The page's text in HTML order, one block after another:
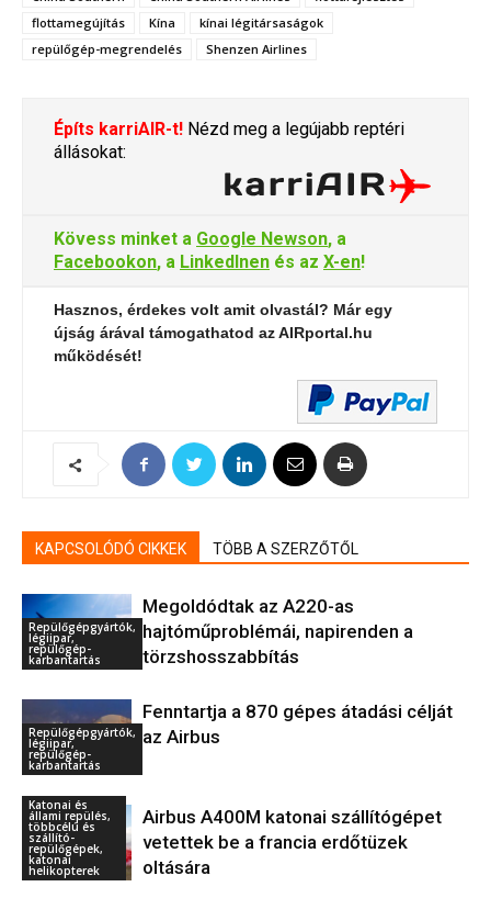
flottamegújítás
Kína
kínai légitársaságok
repülőgép-megrendelés
Shenzen Airlines
Építs karriAIR-t! Nézd meg a legújabb reptéri
állásokat:
Kövess minket a Google Newson, a
Facebookon, a LinkedInen és az X-en!
Hasznos, érdekes volt amit olvastál? Már egy
újság árával támogathatod az AIRportal.hu
működését!
KAPCSOLÓDÓ CIKKEK TÖBB A SZERZŐTŐL
Repülőgépgyártók,
légiipar,
repülőgép-
karbantartás
Megoldódtak az A220-as
hajtóműproblémái, napirenden a
törzshosszabbítás
Repülőgépgyártók,
légiipar,
repülőgép-
karbantartás
Fenntartja a 870 gépes átadási célját
az Airbus
Katonai és
állami repülés,
többcélú és
szállító-
repülőgépek,
katonai
helikopterek
Airbus A400M katonai szállítógépet
vetettek be a francia erdőtüzek
oltására